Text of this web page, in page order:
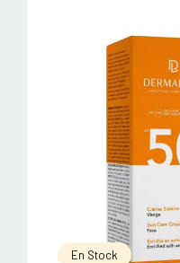
En Stock